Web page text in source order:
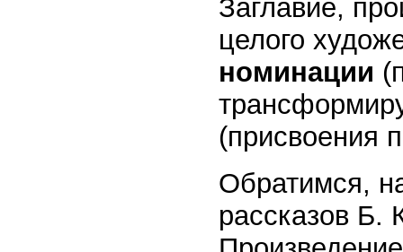
Заглавие,
целого
номинации
(присвоения
Обратимся,
рассказов Б.